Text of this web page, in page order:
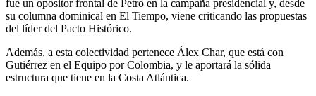
fue un opositor frontal de Petro en la campaña presidencial y, desde
su columna dominical en El Tiempo, viene criticando las propuestas
del líder del Pacto Histórico.
Además, a esta colectividad pertenece Álex Char, que está con
Gutiérrez en el Equipo por Colombia, y le aportará la sólida
estructura que tiene en la Costa Atlántica.